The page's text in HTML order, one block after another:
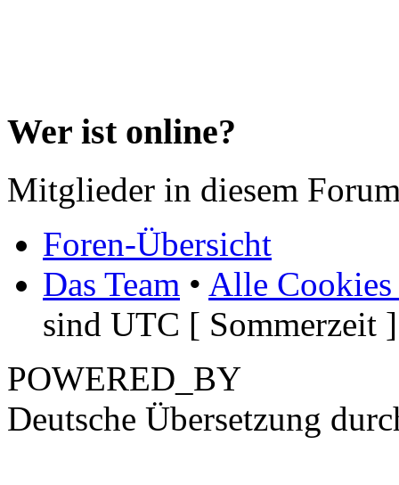
Wer ist online?
Mitglieder in diesem
Foren-Übersicht
Das Team • Alle Cookies
sind UTC [ Sommerzeit ]
POWERED_BY
Deutsche Übersetzung